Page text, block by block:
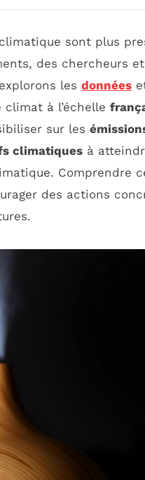
sont plus
des chercheurs
les données
à l’échelle
sur les
climatiques à
Comprendre
des actions